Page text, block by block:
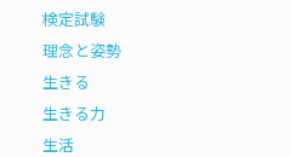
検定試験
理念と姿勢
生きる
生きる力
生活